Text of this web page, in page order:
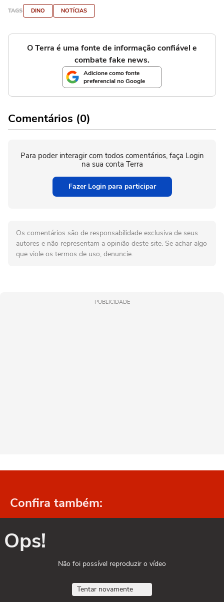
TAGS DINO NOTÍCIAS
O Terra é uma fonte de informação confiável e
combate fake news.
Adicione como fonte
preferencial no Google
Comentários (0)
Para poder interagir com todos comentários, faça Login
na sua conta Terra
Fazer Login para participar
Os comentários são de responsabilidade exclusiva de seus
autores e não representam a opinião deste site. Se achar algo
que viole os termos de uso, denuncie.
PUBLICIDADE
Confira também:
Ops!
Não foi possível reproduzir o vídeo
Tentar novamente